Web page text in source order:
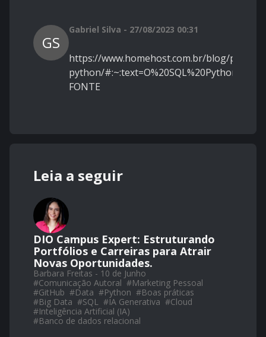
GS
Gabriel Silva - 27/08/2023 00:31
https://www.homehost.com.br/blog/
python/
FONTE
Leia a seguir
DIO Campus Expert: Estruturando
Portfólios e Carreiras para Atrair
Novas Oportunidades.
Barbara Freitas - 10 de Junho
#Comunicação Autoral #Marketing Pessoal
#GitHub #Data #Python #Boas práticas
#Big Data #SQL #IA Generativa #Cloud
#Inteligência Artificial (IA)
#Banco de dados relacional